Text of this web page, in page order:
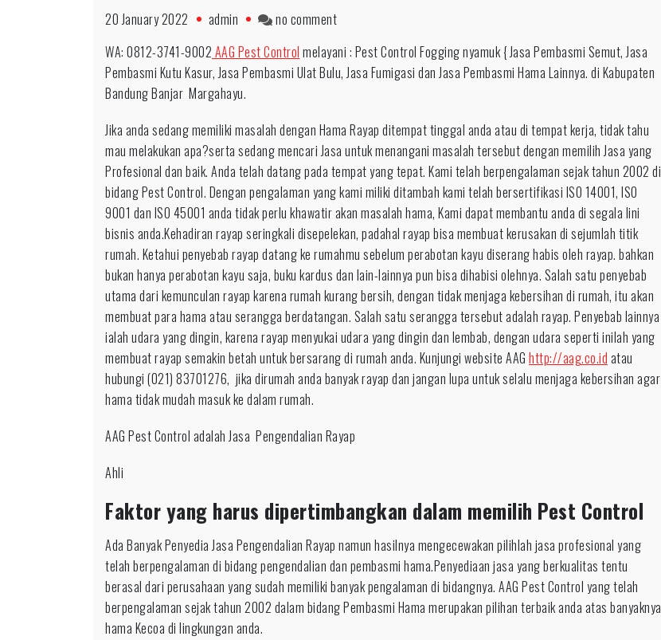
20 January 2022 admin no commenton
0812-
3741-
Jasa
Hama
Rayap
Terbaik
Profesional
untuk
daerah
Sidoarjo
WA: 0812-3741-9002 AAG Pest Control melayani : Pest Control Fogging nyamuk { Jasa Pembasmi Semut, Jasa
Pembasmi Kutu Kasur, Jasa Pembasmi Ulat Bulu, Jasa Fumigasi dan Jasa Pembasmi Hama Lainnya. di Kabupaten
Bandung Banjar Margahayu.
Jika anda sedang memiliki masalah dengan Hama Rayap ditempat tinggal anda atau di tempat kerja, tidak tahu
mau melakukan apa?serta sedang mencari Jasa untuk menangani masalah tersebut dengan memilih Jasa yang
Profesional dan baik. Anda telah datang pada tempat yang tepat. Kami telah berpengalaman sejak tahun 2002 di
bidang Pest Control. Dengan pengalaman yang kami miliki ditambah kami telah bersertifikasi ISO 14001, ISO
9001 dan ISO 45001 anda tidak perlu khawatir akan masalah hama, Kami dapat membantu anda di segala lini
bisnis anda.Kehadiran rayap seringkali disepelekan, padahal rayap bisa membuat kerusakan di sejumlah titik
rumah. Ketahui penyebab rayap datang ke rumahmu sebelum perabotan kayu diserang habis oleh rayap. bahkan
bukan hanya perabotan kayu saja, buku kardus dan lain-lainnya pun bisa dihabisi olehnya. Salah satu penyebab
utama dari kemunculan rayap karena rumah kurang bersih, dengan tidak menjaga kebersihan di rumah, itu akan
membuat para hama atau serangga berdatangan. Salah satu serangga tersebut adalah rayap. Penyebab lainnya
ialah udara yang dingin, karena rayap menyukai udara yang dingin dan lembab, dengan udara seperti inilah yang
membuat rayap semakin betah untuk bersarang di rumah anda. Kunjungi website AAG http://aag.co.id atau
hubungi (021) 83701276, jika dirumah anda banyak rayap dan jangan lupa untuk selalu menjaga kebersihan agar
hama tidak mudah masuk ke dalam rumah.
AAG Pest Control adalah Jasa Pengendalian Rayap
Ahli
Faktor yang harus dipertimbangkan dalam memilih Pest Control
Ada Banyak Penyedia Jasa Pengendalian Rayap namun hasilnya mengecewakan pilihlah jasa profesional yang
telah berpengalaman di bidang pengendalian dan pembasmi hama.Penyediaan jasa yang berkualitas tentu
berasal dari perusahaan yang sudah memiliki banyak pengalaman di bidangnya. AAG Pest Control yang telah
berpengalaman sejak tahun 2002 dalam bidang Pembasmi Hama merupakan pilihan terbaik anda atas banyaknya
hama Kecoa di lingkungan anda.